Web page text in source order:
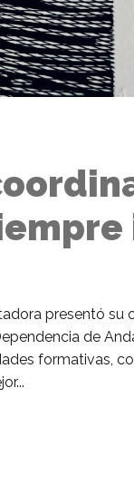
presentó
de
formativas,